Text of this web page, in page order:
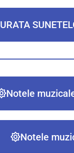
Notele
Notele